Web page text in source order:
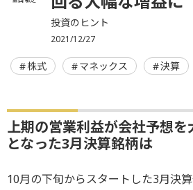
投資のヒント
2021/12/27
株式 マネックス 決算
上期の営業利益が会社予想
となった3月決算銘柄は
10月の下旬からスタートした3月決